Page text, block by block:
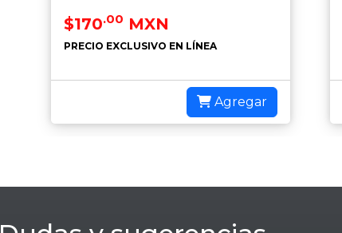
$170.00 MXN
PRECIO EXCLUSIVO EN LÍNEA
Agregar